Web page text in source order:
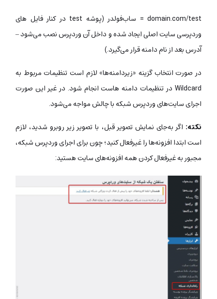
domain.com/test = ساب‌فولدر (پوشه test در کنار فایل های
وردپرسی سایت اصلی ایجاد شده و داخل آن وردپرس نصب می‌شود –
آدرس بعد از نام دامنه قرار می‌گیرد.)
در صورت انتخاب گزینه «زیردامنه‌ها» لازم است تنظیمات مربوط به
Wildcard در تنظیمات دامنه هاست انجام شود. در غیر این صورت
اجرای سایت‌های وردپرس شبکه با چالش مواجه می‌شود.
نکته:اگر به‌جای نمایش تصویر قبل، با تصویر زیر روبرو شدید، لازم
است ابتدا افزونه‌ها را غیر‌فعال کنید؛ چون برای اجرای وردپرس شبکه،
مجبور به غیرفعال کردن همه افزونه‌های سایت هستید: